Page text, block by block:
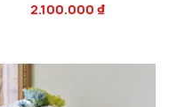
Được xếp
2.100.000 ₫